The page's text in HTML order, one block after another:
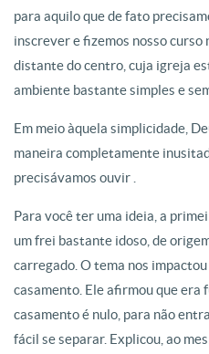
para aquilo que de fato
inscrever e fizemos nosso
distante do centro, cuja igreja
ambiente bastante simples e
Em meio àquela simplicidade,
maneira completamente
precisávamos ouvir .
Para você ter uma ideia, a
um frei bastante idoso, de
carregado. O tema nos
casamento. Ele afirmou que era
casamento é nulo, para não
fácil se separar. Explicou, ao